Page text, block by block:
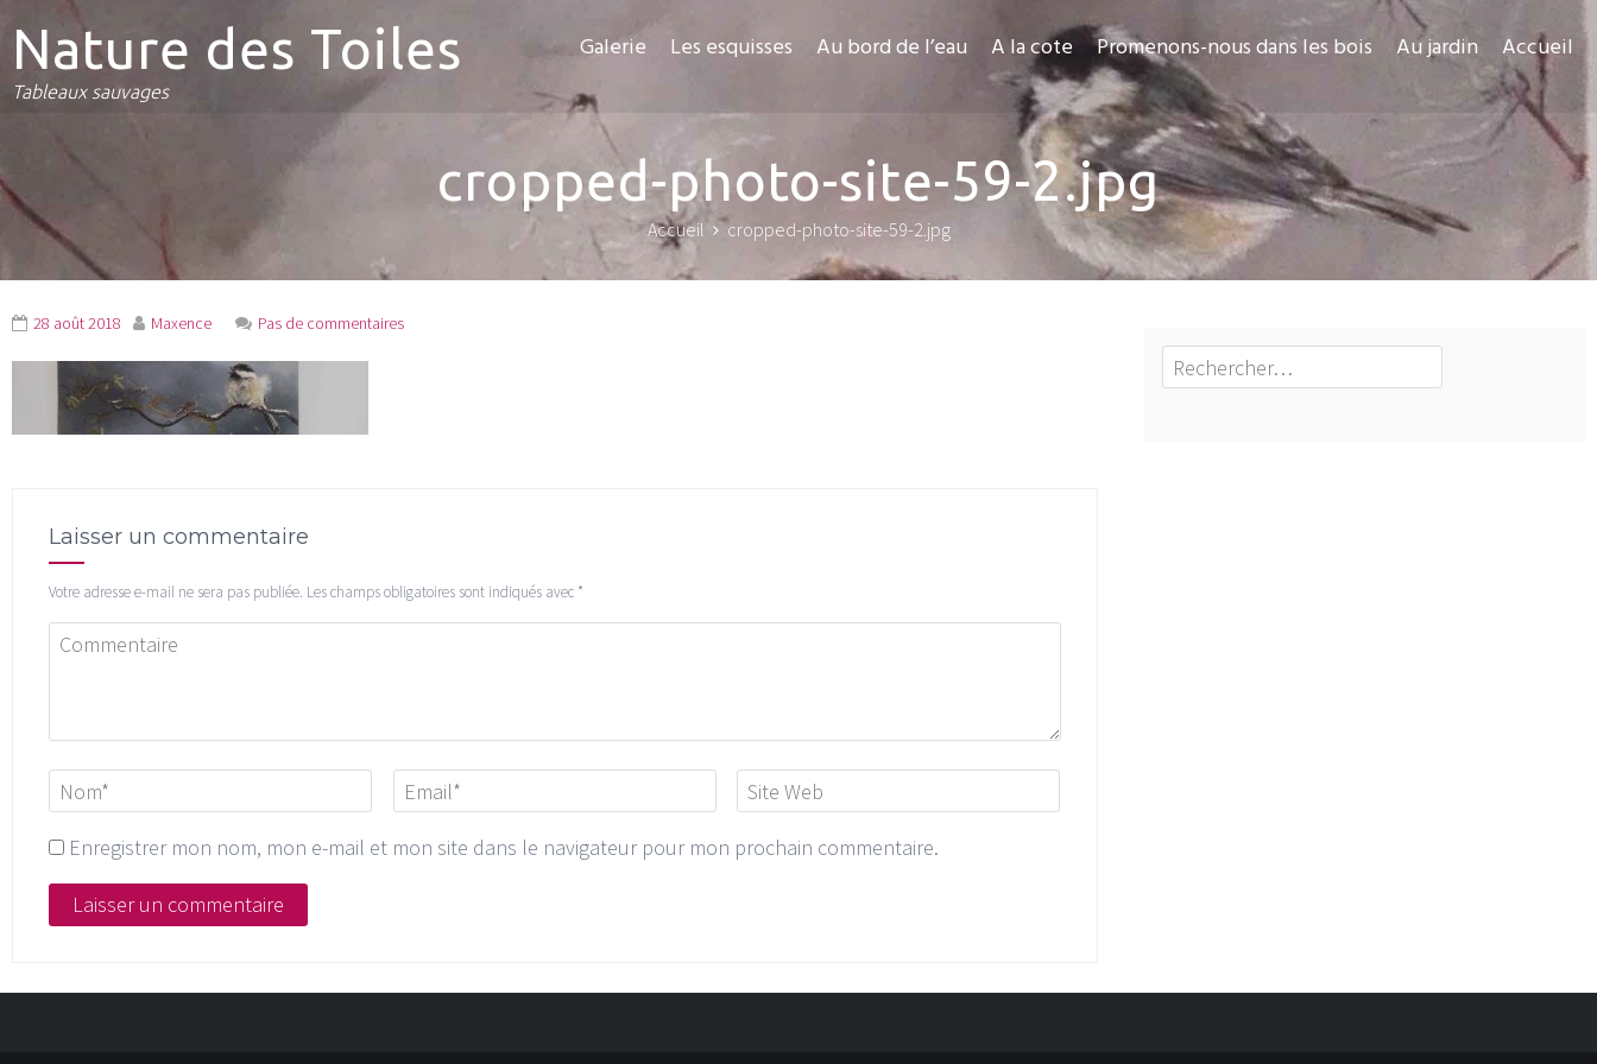
Nature des Toiles
Tableaux sauvages
Galerie Les esquisses Au bord de l’eau A la cote Promenons-nous dans les bois Au jardin Accueil
cropped-photo-site-59-2.jpg
Accueil cropped-photo-site-59-2.jpg
28 août 2018 Maxence Pas de commentaires
Laisser un commentaire
Votre adresse e-mail ne sera pas publiée. Les champs obligatoires sont indiqués avec *
Enregistrer mon nom, mon e-mail et mon site dans le navigateur pour mon prochain commentaire.
Rechercher :